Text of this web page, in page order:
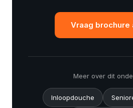
Vraag brochure
Meer over dit
Inloopdouche